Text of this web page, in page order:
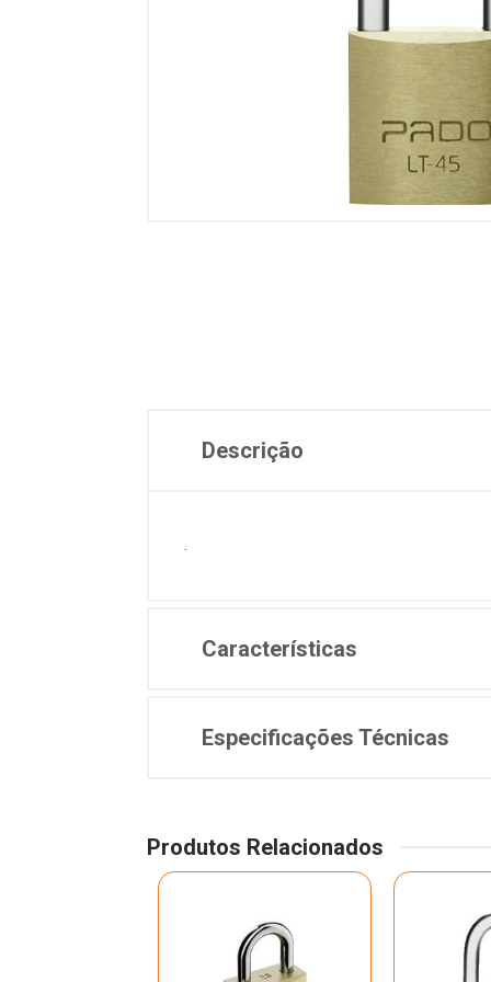
Descrição
.
Características
Especificações Técnicas
Produtos Relacionados